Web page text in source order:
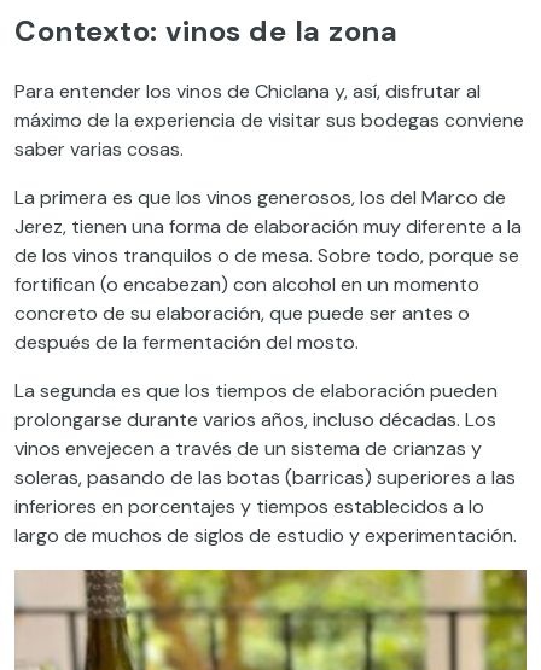
Contexto: vinos de la zona
Para entender los vinos de Chiclana y, así, disfrutar al
máximo de la experiencia de visitar sus bodegas conviene
saber varias cosas.
La primera es que los vinos generosos, los del Marco de
Jerez, tienen una forma de elaboración muy diferente a la
de los vinos tranquilos o de mesa. Sobre todo, porque se
fortifican (o encabezan) con alcohol en un momento
concreto de su elaboración, que puede ser antes o
después de la fermentación del mosto.
La segunda es que los tiempos de elaboración pueden
prolongarse durante varios años, incluso décadas. Los
vinos envejecen a través de un sistema de crianzas y
soleras, pasando de las botas (barricas) superiores a las
inferiores en porcentajes y tiempos establecidos a lo
largo de muchos de siglos de estudio y experimentación.